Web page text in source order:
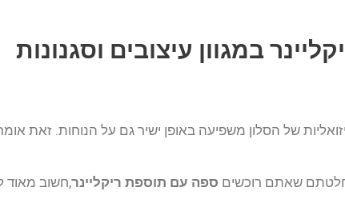
במגוון עיצובים וסגנונות
של הסלון משפיעה באופן ישיר גם על הנוחות. זאת
שאתם רוכשים ספה עם תוספת ריקליינר,חשוב מאוד